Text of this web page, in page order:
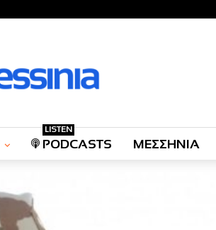
PODCASTS
LISTEN
ΜΕΣΣΗΝΙΑ